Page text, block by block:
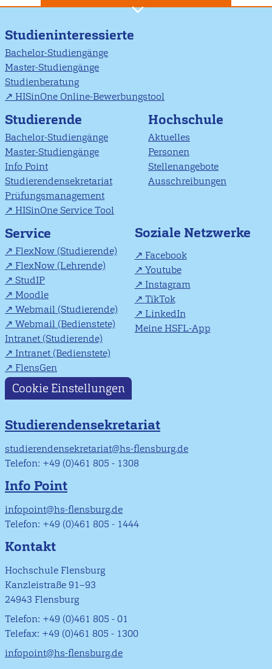
Studieninteressierte
Bachelor-Studiengänge
Master-Studiengänge
Studienberatung
HISinOne Online-Bewerbungstool
Studierende
Bachelor-Studiengänge
Master-Studiengänge
Info Point
Studierendensekretariat
Prüfungsmanagement
HISinOne Service Tool
Hochschule
Aktuelles
Personen
Stellenangebote
Ausschreibungen
Service
FlexNow (Studierende)
FlexNow (Lehrende)
StudIP
Moodle
Webmail (Studierende)
Webmail (Bedienstete)
Intranet (Studierende)
Intranet (Bedienstete)
FlensGen
Soziale Netzwerke
Facebook
Youtube
Instagram
TikTok
LinkedIn
Meine HSFL-App
Cookie Einstellungen
Studierendensekretariat
studierendensekretariat@hs-flensburg.de
Telefon: +49 (0)461 805 - 1308
Info Point
infopoint@hs-flensburg.de
Telefon: +49 (0)461 805 - 1444
Kontakt
Hochschule Flensburg
Kanzleistraße 91–93
24943 Flensburg
Telefon: +49 (0)461 805 - 01
Telefax: +49 (0)461 805 - 1300
infopoint@hs-flensburg.de